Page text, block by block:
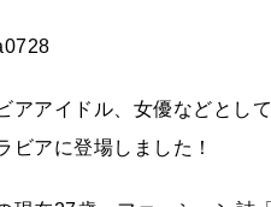
アアイドル、女優などとし
ビアに登場しました！